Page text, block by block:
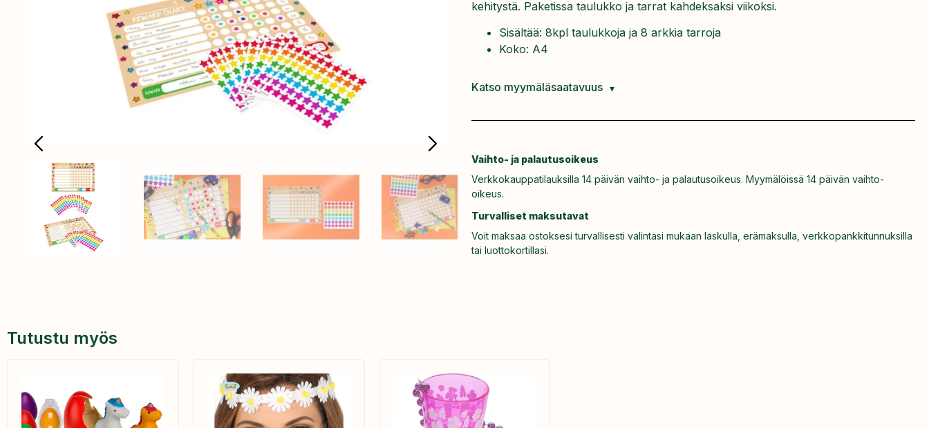
kehitystä. Paketissa taulukko ja tarrat kahdeksaksi viikoksi.
Sisältää: 8kpl taulukkoja ja 8 arkkia tarroja
Koko: A4
Katso myymäläsaatavuus
Vaihto- ja palautusoikeus
Verkkokauppatilauksilla 14 päivän vaihto- ja palautusoikeus. Myymälöissä 14 päivän vaihto-
oikeus.
Turvalliset maksutavat
Voit maksaa ostoksesi turvallisesti valintasi mukaan laskulla, erämaksulla, verkkopankkitunnuksilla
tai luottokortillasi.
Tutustu myös